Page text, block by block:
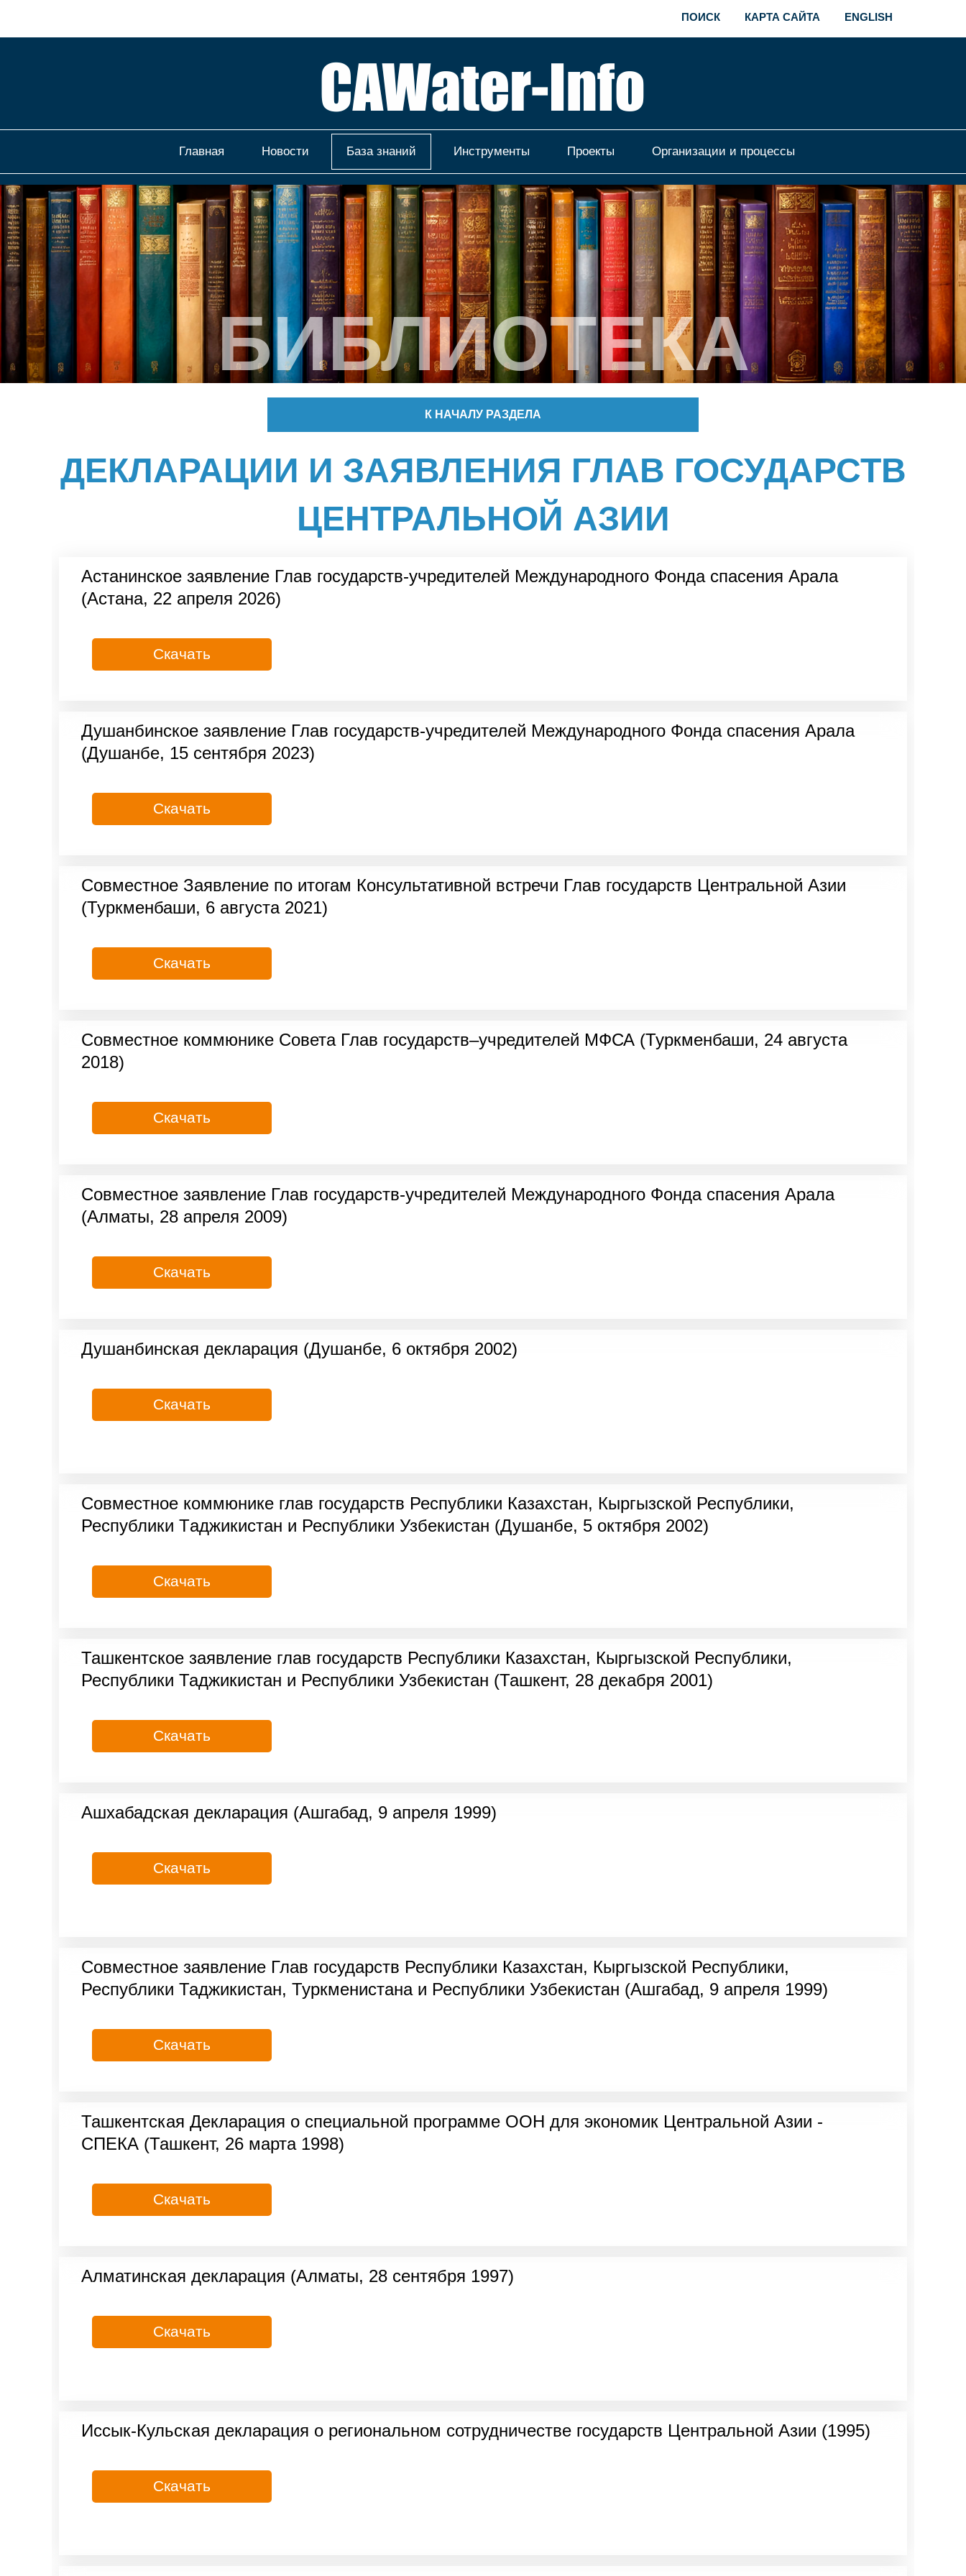
ПОИСК КАРТА САЙТА ENGLISH
Главная Новости База знаний Инструменты Проекты Организации и процессы
БИБЛИОТЕКА
К НАЧАЛУ РАЗДЕЛА
ДЕКЛАРАЦИИ И ЗАЯВЛЕНИЯ ГЛАВ ГОСУДАРСТВ
ЦЕНТРАЛЬНОЙ АЗИИ
Астанинское заявление Глав государств-учредителей Международного Фонда спасения Арала
(Астана, 22 апреля 2026)
Скачать
Душанбинское заявление Глав государств-учредителей Международного Фонда спасения Арала
(Душанбе, 15 сентября 2023)
Скачать
Совместное Заявление по итогам Консультативной встречи Глав государств Центральной Азии
(Туркменбаши, 6 августа 2021)
Скачать
Совместное коммюнике Совета Глав государств–учредителей МФСА (Туркменбаши, 24 августа
2018)
Скачать
Совместное заявление Глав государств-учредителей Международного Фонда спасения Арала
(Алматы, 28 апреля 2009)
Скачать
Душанбинская декларация (Душанбе, 6 октября 2002)
Скачать
Совместное коммюнике глaв госудaрств Республики Кaзaхстaн, Кыргызской Республики,
Республики Тaджикистaн и Республики Узбекистaн (Душанбе, 5 октября 2002)
Скачать
Ташкентское заявление глав государств Республики Казахстан, Кыргызской Республики,
Республики Таджикистан и Республики Узбекистан (Ташкент, 28 декабря 2001)
Скачать
Ашхабадская декларация (Ашгабад, 9 апреля 1999)
Скачать
Совместное заявление Глав государств Республики Казахстан, Кыргызской Республики,
Республики Таджикистан, Туркменистана и Республики Узбекистан (Ашгабад, 9 апреля 1999)
Скачать
Ташкентская Декларация о специальной программе ООН для экономик Центральной Азии -
СПЕКА (Ташкент, 26 марта 1998)
Скачать
Алматинская декларация (Алматы, 28 сентября 1997)
Скачать
Иссык-Кульская декларация о региональном сотрудничестве государств Центральной Азии (1995)
Скачать